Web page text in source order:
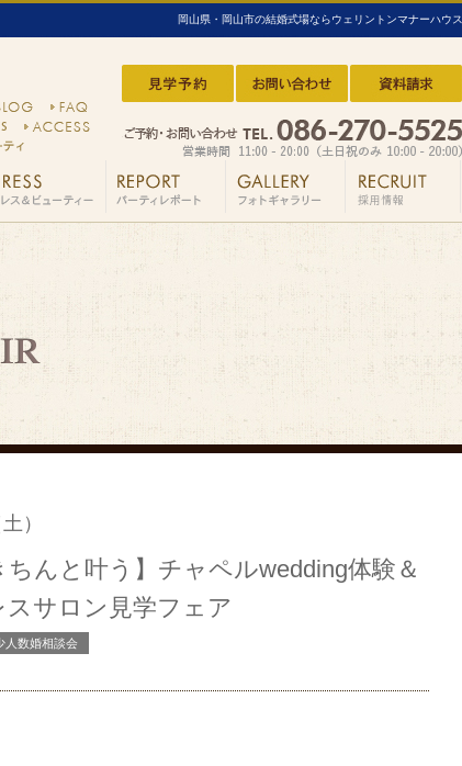
岡山県・岡山市の結婚式場ならウェリントンマナーハウス
）
ちんと叶う】チャペルwedding体験＆
スサロン見学フェア
人数婚相談会